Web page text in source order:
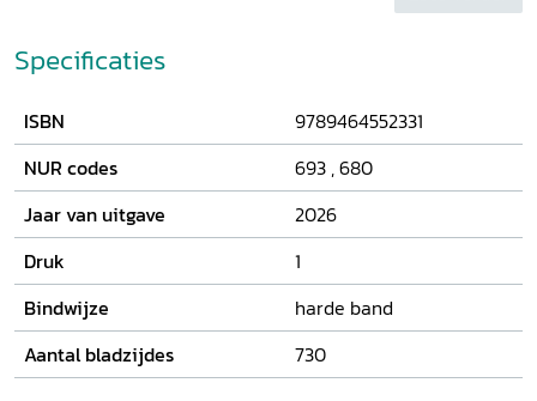
Specificaties
ISBN
9789464552331
NUR codes
693 ,680
Jaar van uitgave
2026
Druk
1
Bindwijze
harde band
Aantal bladzijdes
730